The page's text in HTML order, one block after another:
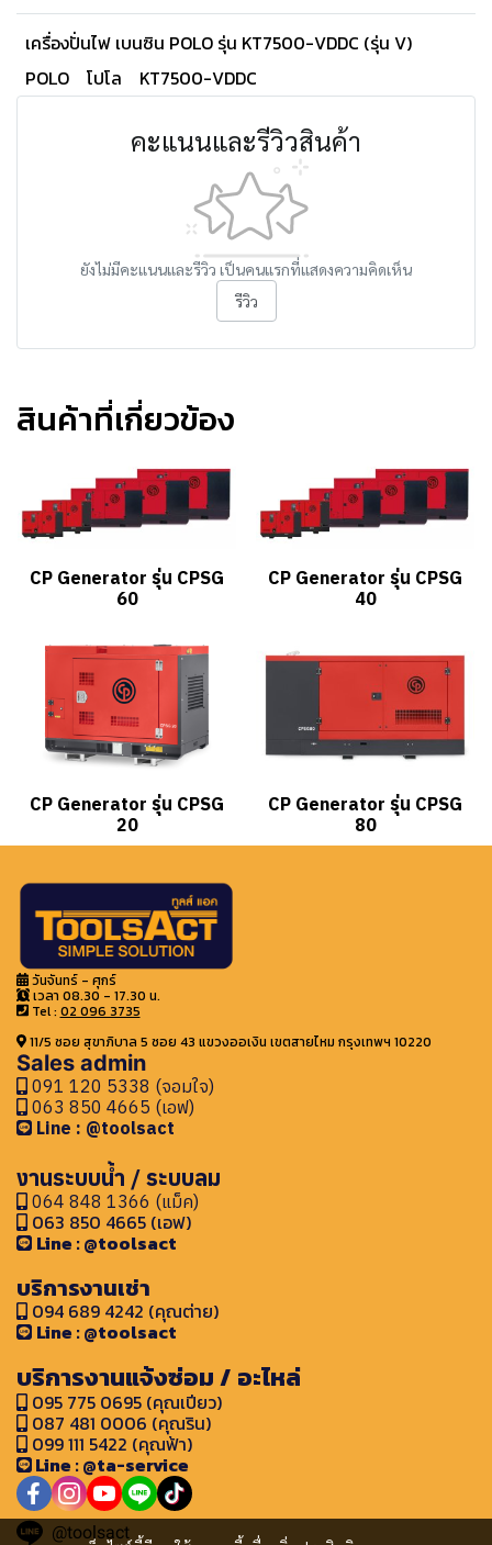
เครื่องปั่นไฟ เบนซิน POLO รุ่น KT7500-VDDC (รุ่น V)
POLO
โปโล KT7500-VDDC
คะแนนและรีวิวสินค้า
ยังไม่มีคะแนนและรีวิว เป็นคนแรกที่แสดงความคิดเห็น
รีวิว
สินค้าที่เกี่ยวข้อง
CP Generator รุ่น CPSG
60
CP Generator รุ่น CPSG
40
CP Generator รุ่น CPSG
20
CP Generator รุ่น CPSG
80
วันจันทร์ - ศุกร์
เวลา 08.30 - 17.30 น.
Tel : 02 096 3735
11/5 ซอย สุขาภิบาล 5 ซอย 43 แขวงออเงิน เขตสายไหม กรุงเทพฯ 10220
Sales admin
091 120 5338 (จอมใจ)
063 850 4665 (เอฟ)
Line : @toolsact
งานระบบน้ำ / ระบบลม
064 848 1366 (แม็ค)
063 850 4665 (เอฟ)
Line : @toolsact
บริการงานเช่า
094 689 4242 (คุณต่าย)
Line : @toolsact
บริการงานแจ้งซ่อม / อะไหล่
095 775 0695 (คุณเปียว)
087 481 0006 (คุณริน)
099 111 5422 (คุณฟ้า)
Line : @ta-service
@toolsact